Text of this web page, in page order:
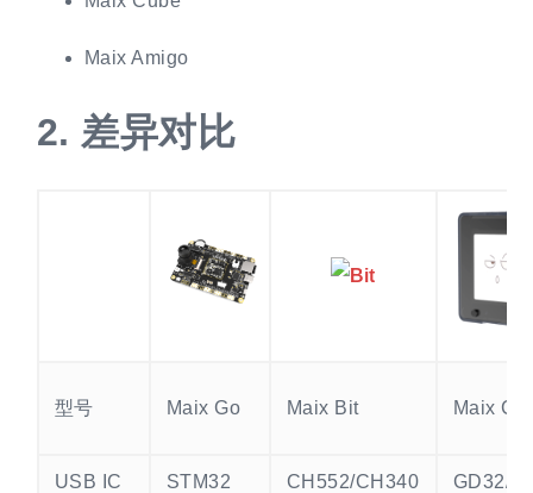
Maix Amigo
2. 差异对比
型号 Maix Go Maix Bit Maix
USB IC STM32 CH552/CH340 GD32/